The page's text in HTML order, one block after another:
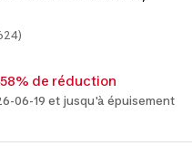
58% de réduction
06-19 et jusqu'à épuisement